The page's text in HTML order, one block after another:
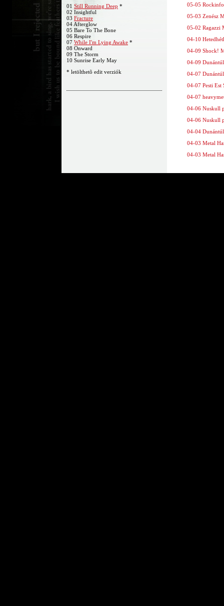
01 Still Running Deep *
02 Insightful
03 Fracture
04 Afterglow
05 Bare To The Bone
06 Respire
07 While I'm Lying Awake *
08 Onward
09 The Storm
10 Sunrise Early May
* letölthetõ edit verziók
05-05
05-03 Zenész
05-02 Ragazzi
04-10
04-09 Shock!
04-09
04-07
04-07 Pesti Est
04-07
04-06 Nuskull
04-06 Nuskull
04-04
04-03 Metal
04-03 Metal